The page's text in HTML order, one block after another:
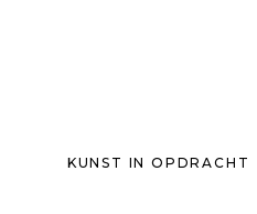
KUNST IN OPDRACHT